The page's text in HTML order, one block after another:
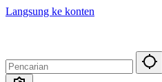
Langsung ke konten